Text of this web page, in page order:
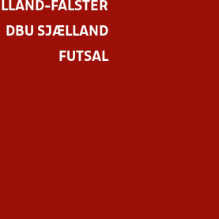
FALSTER
DBU SJÆLLAND
FUTSAL